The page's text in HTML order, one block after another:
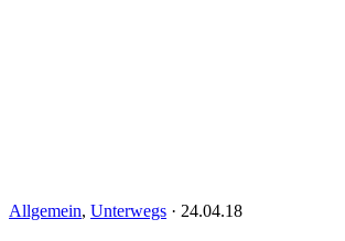
Allgemein, Unterwegs · 24.04.18